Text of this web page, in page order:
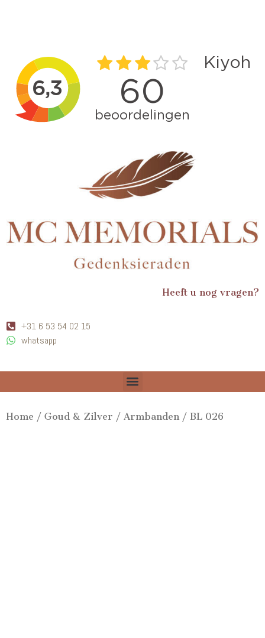
Heeft u nog vragen?
+31 6 53 54 02 15
whatsapp
Home / Goud & Zilver / Armbanden / BL 026